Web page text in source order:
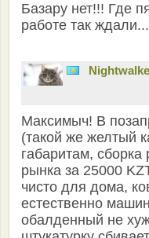
Базару нет!!! Где
работе так
Максимыч! В
(такой же желтый
габаритам, сборка
рынка за 25000
чисто для дома,
естественно
обалденный не